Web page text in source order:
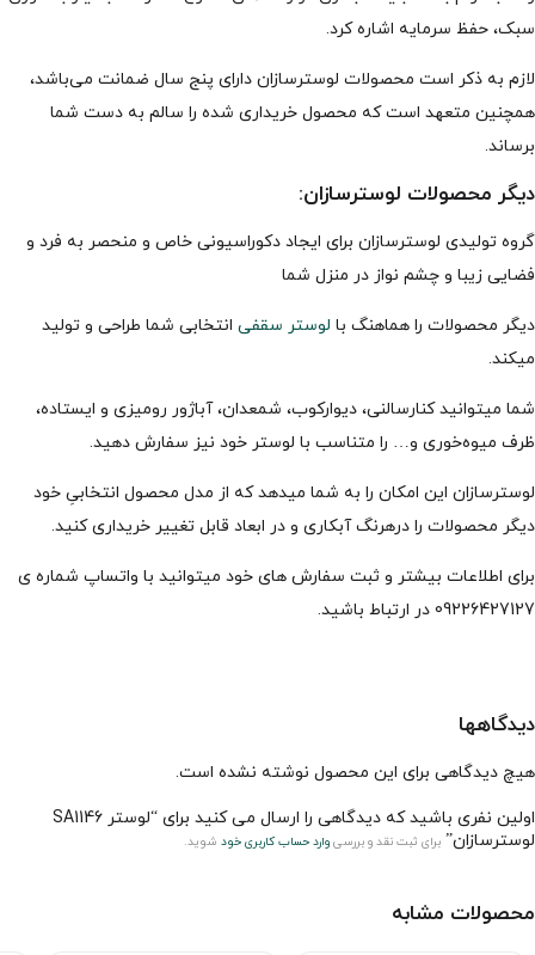
سبک، حفظ سرمایه اشاره کرد.
لازم به ذکر است محصولات لوسترسازان دارای پنج سال ضمانت می‌باشد،
همچنین متعهد است که محصول خریداری شده را سالم به دست شما
برساند.
دیگر محصولات لوسترسازان:
گروه تولیدی لوسترسازان برای ایجاد دکوراسیونی خاص و منحصر به فرد و
فضایی زیبا و چشم نواز در منزل شما
دیگر محصولات را هماهنگ با لوستر سقفی انتخابی شما طراحی و تولید
میکند.
شما میتوانید کنارسالنی، دیوارکوب، شمعدان، آباژور رومیزی و ایستاده،
ظرف میوه‌خوری و… را متناسب با لوستر خود نیز سفارش دهید.
لوسترسازان این امکان را به شما میدهد که از مدل محصول انتخابیِ خود
دیگر محصولات را درهرنگ آبکاری و در ابعاد قابل تغییر خریداری کنید.
برای اطلاعات بیشتر و ثبت سفارش های خود میتوانید با واتساپ شماره ی
09226427127 در ارتباط باشید.
دیدگاهها
هیچ دیدگاهی برای این محصول نوشته نشده است.
اولین نفری باشید که دیدگاهی را ارسال می کنید برای “لوستر SA1146
لوسترسازان” برای ثبت نقد و بررسی وارد حساب کاربری خود شوید.
محصولات مشابه